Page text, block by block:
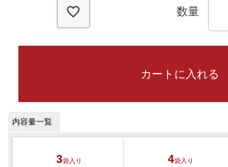
数量
カートに入れる
3袋入り 4袋入り